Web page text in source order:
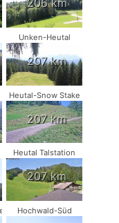
206 km
Unken-Heutal
207 km
Heutal-Snow Stake
207 km
Heutal Talstation
207 km
Hochwald-Süd